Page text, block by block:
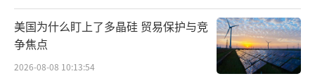
美国为什么盯上了多晶硅 贸易保护与竞
争焦点
2026-08-08 10:13:54